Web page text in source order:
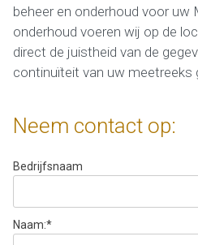
beheer en onderhoud voor uw
onderhoud voeren wij op de
direct de juistheid van de
continuïteit van uw meetreeks
Neem contact op:
Bedrijfsnaam
Naam:*